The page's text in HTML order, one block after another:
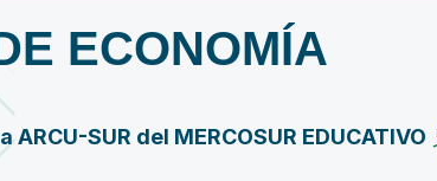
ECONOMÍA
SUR del MERCOSUR EDUCATIVO